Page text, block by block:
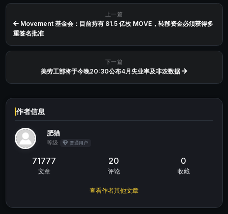
上一篇
Movement 基金会：目前持有 81.5 亿枚 MOVE，转移资金必须获得多
重签名批准
下一篇
美劳工部将于今晚20:30公布4月失业率及非农数据
作者信息
肥猫
等级 普通用户
71777
文章
20
评论
0
收藏
查看作者其他文章